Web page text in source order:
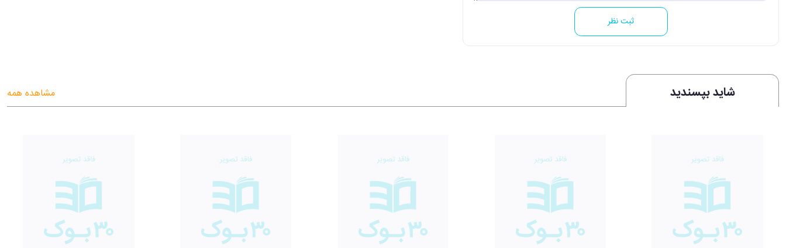
ثبت نظر
شاید بپسندید مشاهده همه